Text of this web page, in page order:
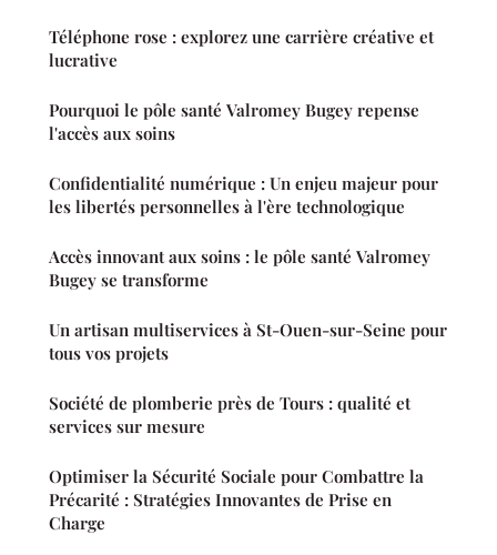
Téléphone rose : explorez une carrière créative et
lucrative
Pourquoi le pôle santé Valromey Bugey repense
l'accès aux soins
Confidentialité numérique : Un enjeu majeur pour
les libertés personnelles à l'ère technologique
Accès innovant aux soins : le pôle santé Valromey
Bugey se transforme
Un artisan multiservices à St-Ouen-sur-Seine pour
tous vos projets
Société de plomberie près de Tours : qualité et
services sur mesure
Optimiser la Sécurité Sociale pour Combattre la
Précarité : Stratégies Innovantes de Prise en
Charge